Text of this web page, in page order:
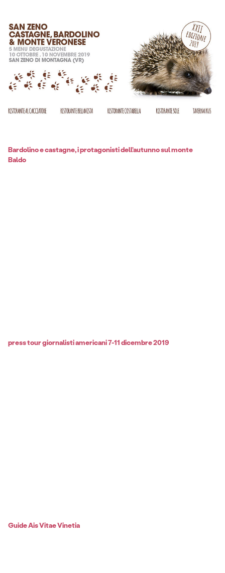
Bardolino e castagne, i protagonisti dell’autunno sul monte
Baldo
press tour giornalisti americani 7-11 dicembre 2019
Guide Ais Vitae Vinetia